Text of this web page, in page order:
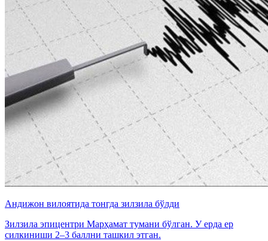
Андижон вилоятида тонгда зилзила бўлди
Зилзила эпицентри Марҳамат тумани бўлган. У ерда ер
силкиниши 2–3 баллни ташкил этган.